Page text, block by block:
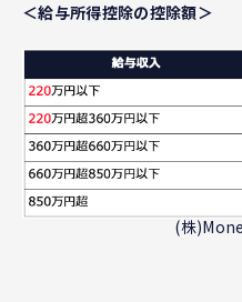
＜給与所得控除の控除額＞
(株